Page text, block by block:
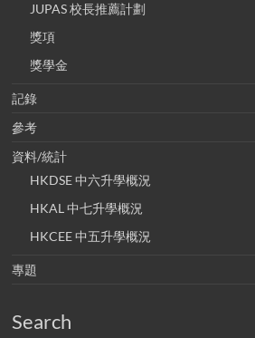
JUPAS 校長推薦計劃
獎項
獎學金
記錄
參考
資料/統計
HKDSE 中六升學概況
HKAL 中七升學概況
HKCEE 中五升學概況
專題
Search